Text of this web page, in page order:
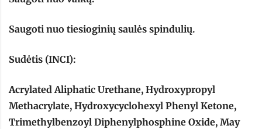
Saugoti nuo tiesioginių saulės spindulių.
Sudėtis (INCI):
Acrylated Aliphatic Urethane, Hydroxypropyl
Methacrylate, Hydroxycyclohexyl Phenyl Ketone,
Trimethylbenzoyl Diphenylphosphine Oxide, May